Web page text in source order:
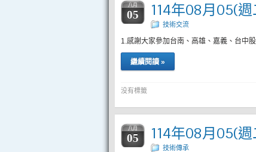
八月
05 114年08月05(
技術交流
1.感謝大家參加台南、高雄、嘉義、台中
繼續閱讀 »
没有標籤
八月
05 114年08月05(
技術傳承